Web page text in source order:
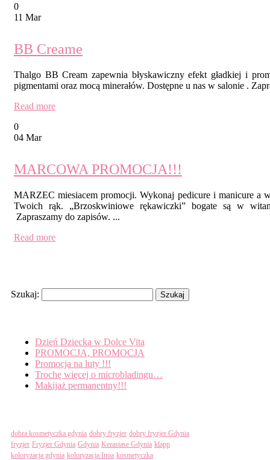
0
11 Mar
BB Creame
Thalgo BB Cream zapewnia błyskawiczny efekt gładkiej i
pigmentami oraz mocą minerałów. Dostępne u nas w salonie .
Read more
0
04 Mar
MARCOWA PROMOCJA!!!
MARZEC miesiacem promocji. Wykonaj pedicure i manicure a
Twoich rąk. „Brzoskwiniowe rękawiczki” bogate są w
Zapraszamy do zapisów. ...
Read more
Szukaj:
Dzień Dziecka w Dolce Vita
PROMOCJA, PROMOCJA
Promocja na luty !!!
Trochę więcej o microbladingu…
Makijaż permanentny!!!
dobra kosmetyczka gdynia dobry fryzjer dobry fryzjer Gdynia
fryzjer Fryzjer Gdynia Gdynia Kerastase Gdynia klapp
koloryzacja gdynia koloryzacja Inoa kosmetyczka